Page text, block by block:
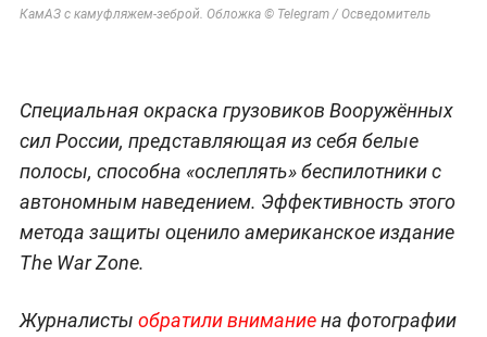
КамАЗ с камуфляжем-зеброй. Обложка © Telegram / Осведомитель
Специальная окраска грузовиков Вооружённых
сил России, представляющая из себя белые
полосы, способна «ослеплять» беспилотники с
автономным наведением. Эффективность этого
метода защиты оценило американское издание
The War Zone.
Журналисты обратили вниманиена фотографии